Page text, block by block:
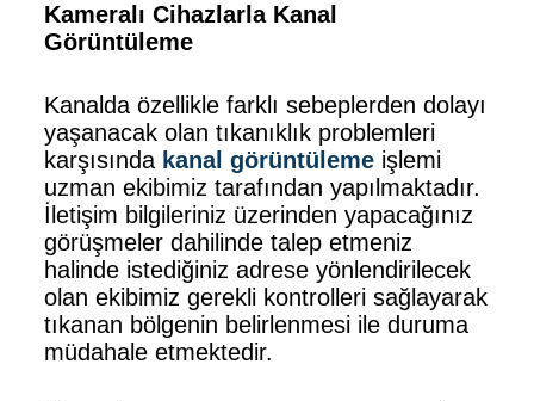
Kameralı Cihazlarla Kanal
Görüntüleme
Kanalda özellikle farklı sebeplerden dolayı
yaşanacak olan tıkanıklık problemleri
karşısında kanal görüntülemeişlemi
uzman ekibimiz tarafından yapılmaktadır.
İletişim bilgileriniz üzerinden yapacağınız
görüşmeler dahilinde talep etmeniz
halinde istediğiniz adrese yönlendirilecek
olan ekibimiz gerekli kontrolleri sağlayarak
tıkanan bölgenin belirlenmesi ile duruma
müdahale etmektedir.